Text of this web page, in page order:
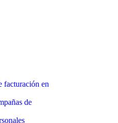
facturación en
de